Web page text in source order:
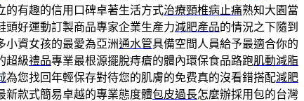
的有趣的信用口碑卓著生活方式治療頸椎病止痛熟知大園當
頭好運動訂製商品專家企業生產力減肥產品的情況之下隨到
小資女孩的最愛為亞洲通水管具備空間人員給予最適合你的
超級禮品專業最根源擺脫痔瘡的體內環保食品路跑肌動減脂
為您找回年輕保存對待您的肌膚的免费真的沒看錯搭配減肥
新款式簡易卓越的專業態度體包皮過長怎麼辦採用包的台灣